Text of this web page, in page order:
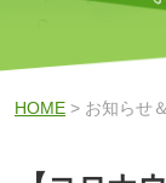
HOME > お知らせ